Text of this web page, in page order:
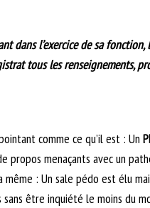
l’exercice de sa fonction,
tous les renseignements,
comme ce qu’il est : Un
propos menaçants avec un
: Un sale pédo est élu
être inquiété le moins du